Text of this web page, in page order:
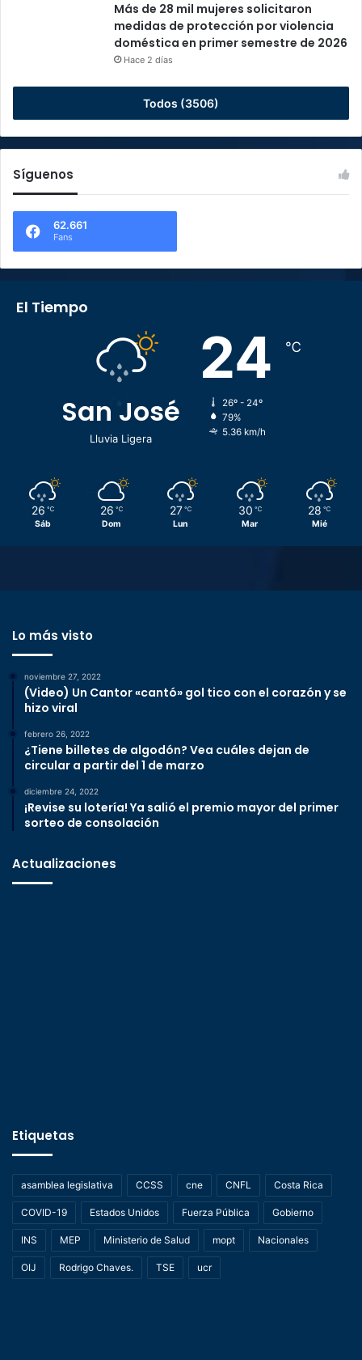
Más de 28 mil mujeres solicitaron
medidas de protección por violencia
doméstica en primer semestre de 2026
Hace 2 días
Todos (3506)
Síguenos
62.661
Fans
El Tiempo
San José
Lluvia Ligera
24 ℃
26º - 24º
79%
5.36 km/h
26 ℃
Sáb
26 ℃
Dom
27 ℃
Lun
30 ℃
Mar
28 ℃
Mié
Lo más visto
noviembre 27, 2022
(Video) Un Cantor «cantó» gol tico con el corazón y se
hizo viral
febrero 26, 2022
¿Tiene billetes de algodón? Vea cuáles dejan de
circular a partir del 1 de marzo
diciembre 24, 2022
¡Revise su lotería! Ya salió el premio mayor del primer
sorteo de consolación
Actualizaciones
Etiquetas
asamblea legislativa CCSS cne CNFL Costa Rica
COVID-19 Estados Unidos Fuerza Pública Gobierno
INS MEP Ministerio de Salud mopt Nacionales
OIJ Rodrigo Chaves. TSE ucr